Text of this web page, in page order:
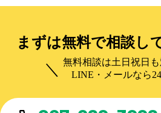
まずは無料で相談し
無料相談は土日祝日も
LINE・メールなら